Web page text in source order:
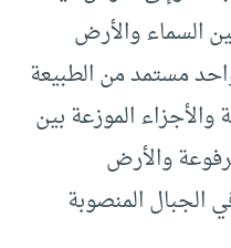
السماء والأرض
مستمد من الطبيعة
الموزعة بين
والأرض
الجبال المنصوبة